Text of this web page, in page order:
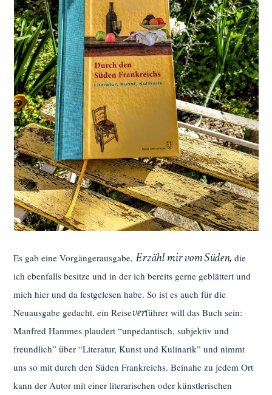
Es gab eine Vorgängerausgabe,Erzähl mir vom Süden, die
ich ebenfalls besitze und in der ich bereits gerne geblättert und
mich hier und da festgelesen habe. So ist es auch für die
Neuausgabe gedacht, ein Reiseverführer will das Buch sein:
Manfred Hammes plaudert “unpedantisch, subjektiv und
freundlich” über “Literatur, Kunst und Kulinarik” und nimmt
uns so mit durch den Süden Frankreichs. Beinahe zu jedem Ort
kann der Autor mit einer literarischen oder künstlerischen